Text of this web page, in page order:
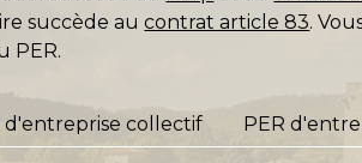
succède aucontrat article 83.
PER.
d'entreprise collectif PER